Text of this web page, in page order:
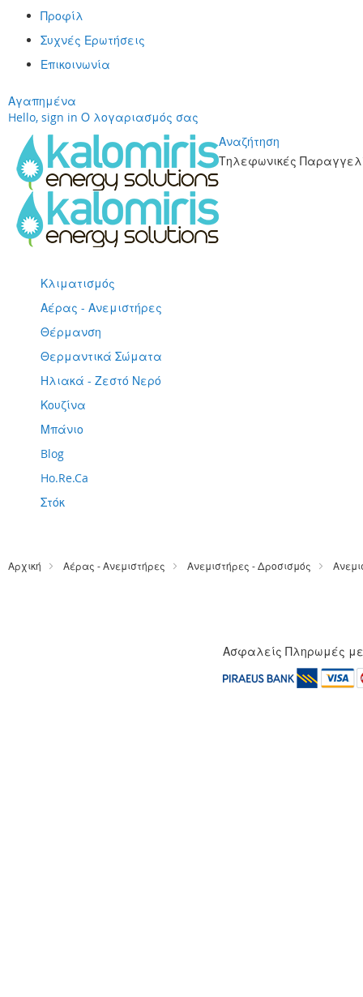
Προφίλ
Συχνές Ερωτήσεις
Επικοινωνία
Αγαπημένα
Hello, sign in Ο λογαριασμός σας
Αναζήτηση
Τηλεφωνικές
περιεχόμενο
Κλιματισμός
Αέρας - Ανεμιστήρες
Θέρμανση
Θερμαντικά Σώματα
Ηλιακά - Ζεστό Νερό
Κουζίνα
Μπάνιο
Blog
Ho.Re.Ca
Στόκ
Αρχική Αέρας - Ανεμιστήρες Ανεμιστήρες - Δροσισμός
Ασφαλείς Πληρωμές με